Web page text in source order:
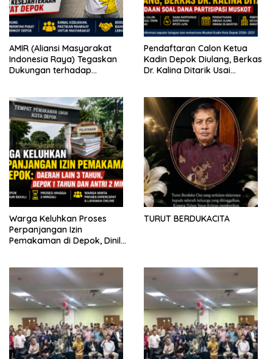
AMIR (Aliansi Masyarakat
Indonesia Raya) Tegaskan
Dukungan terhadap
Pendaftaran Calon Ketua
Kadin Depok Diulang, Berkas
Dr. Kalina Ditarik Usai
Warga Keluhkan Proses
Perpanjangan Izin
Pemakaman di Depok, Dinilai
TURUT BERDUKACITA